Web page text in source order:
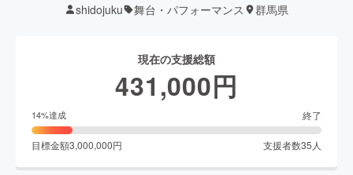
shidojuku 舞台・パフォーマンス 群馬県
現在の支援総額
431,000円
14%達成 終了
目標金額3,000,000円 支援者数35 人